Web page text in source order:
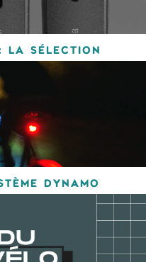
la sélection
dynamo